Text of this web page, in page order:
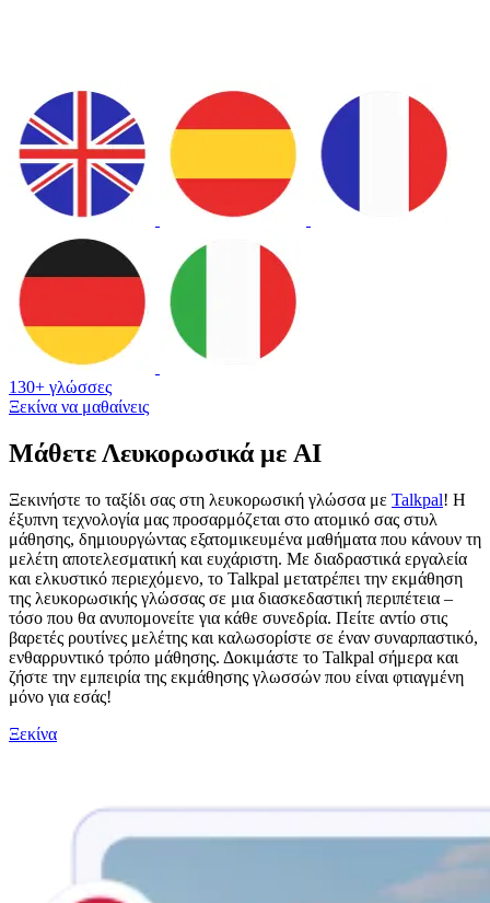
130+ γλώσσες
Ξεκίνα να μαθαίνεις
Μάθετε Λευκορωσικά με AI
Ξεκινήστε το ταξίδι σας στη λευκορωσική γλώσσα με Talkpal! Η
έξυπνη τεχνολογία μας προσαρμόζεται στο ατομικό σας στυλ
μάθησης, δημιουργώντας εξατομικευμένα μαθήματα που κάνουν τη
μελέτη αποτελεσματική και ευχάριστη. Με διαδραστικά εργαλεία
και ελκυστικό περιεχόμενο, το Talkpal μετατρέπει την εκμάθηση
της λευκορωσικής γλώσσας σε μια διασκεδαστική περιπέτεια –
τόσο που θα ανυπομονείτε για κάθε συνεδρία. Πείτε αντίο στις
βαρετές ρουτίνες μελέτης και καλωσορίστε σε έναν συναρπαστικό,
ενθαρρυντικό τρόπο μάθησης. Δοκιμάστε το Talkpal σήμερα και
ζήστε την εμπειρία της εκμάθησης γλωσσών που είναι φτιαγμένη
μόνο για εσάς!
Ξεκίνα